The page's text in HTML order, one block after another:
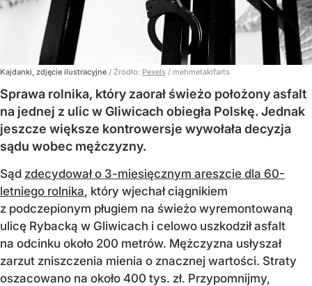
Kajdanki, zdjęcie ilustracyjne / Źródło: Pexels / mehmetakifarts
Sprawa rolnika, który zaorał świeżo położony asfalt
na jednej z ulic w Gliwicach obiegła Polskę. Jednak
jeszcze większe kontrowersje wywołała decyzja
sądu wobec mężczyzny.
Sąd zdecydował o 3-miesięcznym areszcie dla 60-
letniego rolnika, który wjechał ciągnikiem
z podczepionym pługiem na świeżo wyremontowaną
ulicę Rybacką w Gliwicach i celowo uszkodził asfalt
na odcinku około 200 metrów. Mężczyzna usłyszał
zarzut zniszczenia mienia o znacznej wartości. Straty
oszacowano na około 400 tys. zł. Przypomnijmy,